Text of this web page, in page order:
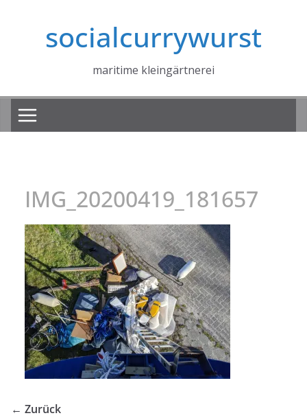
socialcurrywurst
maritime kleingärtnerei
IMG_20200419_181657
← Zurück